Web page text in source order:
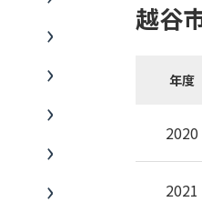
越谷
年度
2020
2021